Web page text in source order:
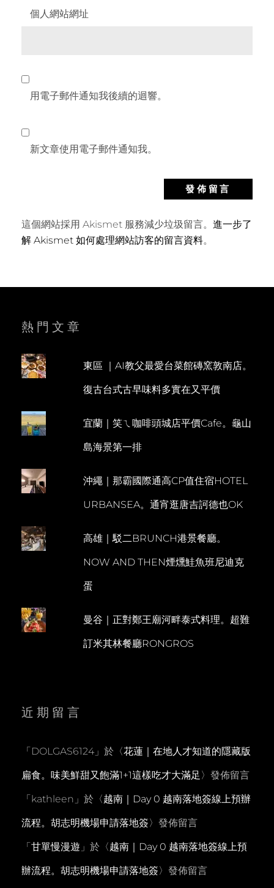
個人網站網址
用電子郵件通知我後續的迴響。
新文章使用電子郵件通知我。
這個網站採用 Akismet 服務減少垃圾留言。 進一步了
解 Akismet 如何處理網站訪客的留言資料。
熱門文章
東區 ｜AI教父最愛台菜館磚窯敦南店。
復古台式古早味料多實在又平價
宜蘭｜笑ㄟ咖啡頭城店平價Cafe。龜山
島海景第一排
沖繩｜那霸國際通高CP值住宿HOTEL
URBANSEA。通宵逛唐吉訶德也OK
高雄｜駁二BRUNCH港景餐廳。
NOW AND THEN煙燻鮭魚班尼迪克
蛋
曼谷｜正對鄭王廟河畔泰式料理。超難
訂米其林餐廳RONGROS
近期留言
「 DOLGAS6124」於〈花蓮｜在地人才知道的隱藏版
扁食。味美鮮甜又飽滿1+1這樣吃才大滿足 〉發佈留言
「 kathleen 」於〈越南｜Day 0 越南落地簽線上預辦
流程。胡志明機場申請落地簽〉發佈留言
「 甘單慢漫遊 」於〈越南｜Day 0 越南落地簽線上預
辦流程。胡志明機場申請落地簽〉發佈留言